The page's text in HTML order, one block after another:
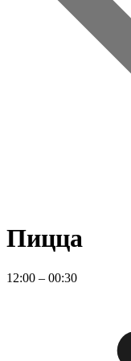
Пицца
12:00 – 00:30